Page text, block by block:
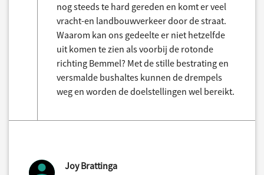
nog steeds te hard gereden en komt er veel
vracht-en landbouwverkeer door de straat.
Waarom kan ons gedeelte er niet hetzelfde
uit komen te zien als voorbij de rotonde
richting Bemmel? Met de stille bestrating en
versmalde bushaltes kunnen de drempels
weg en worden de doelstellingen wel bereikt.
Joy Brattinga